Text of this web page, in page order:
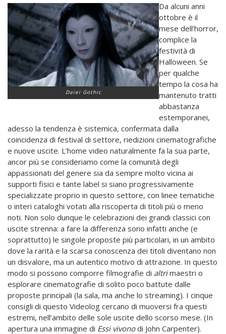
Daiei Gothic
Da alcuni anni
ottobre è il
mese dell’horror,
complice la
festività di
Halloween. Se
per qualche
tempo la cosa ha
mantenuto tratti
abbastanza
estemporanei,
adesso la tendenza è sistemica, confermata dalla
coincidenza di festival di settore, riedizioni cinematografiche
e nuove uscite. L’home video naturalmente fa la sua parte,
ancor più se consideriamo come la comunità degli
appassionati del genere sia da sempre molto vicina ai
supporti fisici e tante label si siano progressivamente
specializzate proprio in questo settore, con linee tematiche
o interi cataloghi votati alla riscoperta di titoli più o meno
noti. Non solo dunque le celebrazioni dei grandi classici con
uscite strenna: a fare la differenza sono infatti anche (e
soprattutto) le singole proposte più particolari, in un ambito
dove la rarità e la scarsa conoscenza dei titoli diventano non
un disvalore, ma un autentico motivo di attrazione. In questo
modo si possono comporre filmografie di altrimaestri o
esplorare cinematografie di solito poco battute dalle
proposte principali (la sala, ma anche lo streaming). I cinque
consigli di questo Videolog cercano di muoversi fra questi
estremi, nell’ambito delle sole uscite dello scorso mese. (In
apertura una immagine di Essi vivonodi John Carpenter).